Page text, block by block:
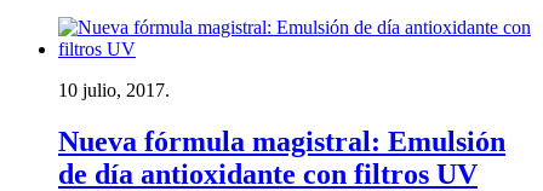
10 julio, 2017.
Nueva fórmula magistral: Emulsión
de día antioxidante con filtros UV